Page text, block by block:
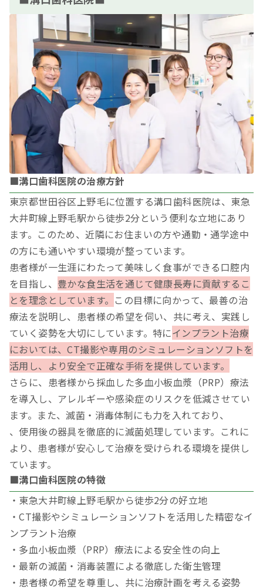
■溝口歯科医院の治療方針
東京都世田谷区上野毛に位置する溝口歯科医院は、東急
大井町線上野毛駅から徒歩2分という便利な立地にあり
ます。このため、近隣にお住まいの方や通勤・通学途中
の方にも通いやすい環境が整っています。
患者様が一生涯にわたって美味しく食事ができる口腔内
を目指し、 豊かな食生活を通じて健康長寿に貢献するこ
とを理念としています。 この目標に向かって、最善の治
療法を説明し、患者様の希望を伺い、共に考え、実践し
ていく姿勢を大切にしています。特にインプラント治療
においては、CT撮影や専用のシミュレーションソフトを
活用し、より安全で正確な手術を提供しています。
さらに、患者様から採血した多血小板血漿（PRP）療法
を導入し、アレルギーや感染症のリスクを低減させてい
ます。また、滅菌・消毒体制にも力を入れており、
、使用後の器具を徹底的に滅菌処理しています。これに
より、患者様が安心して治療を受けられる環境を提供し
ています。
■溝口歯科医院の特徴
・東急大井町線上野毛駅から徒歩2分の好立地
・CT撮影やシミュレーションソフトを活用した精密なイ
ンプラント治療
・多血小板血漿（PRP）療法による安全性の向上
・最新の滅菌・消毒装置による徹底した衛生管理
・患者様の希望を尊重し、共に治療計画を考える姿勢